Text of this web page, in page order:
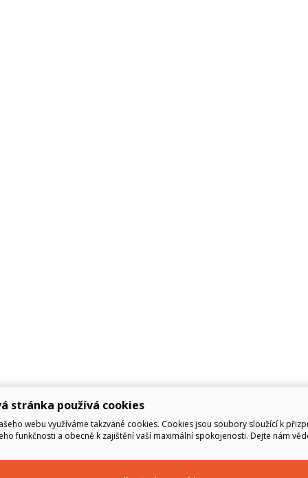
stránka používá cookies
webu využíváme takzvané cookies. Cookies jsou soubory sloužící k
funkčnosti a obecně k zajištění vaší maximální spokojenosti. Dejte nám